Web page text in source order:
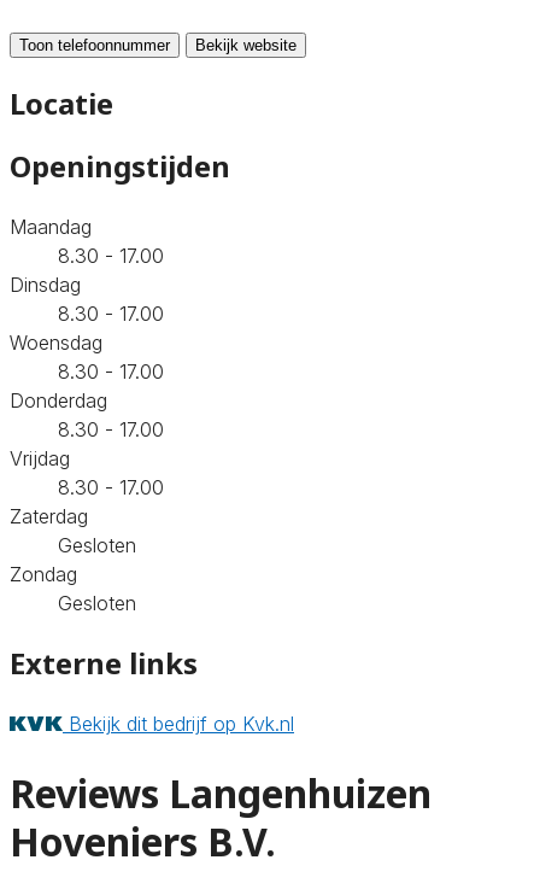
Toon telefoonnummer Bekijk website
Locatie
Openingstijden
Maandag
8.30 - 17.00
Dinsdag
8.30 - 17.00
Woensdag
8.30 - 17.00
Donderdag
8.30 - 17.00
Vrijdag
8.30 - 17.00
Zaterdag
Gesloten
Zondag
Gesloten
Externe links
Bekijk dit bedrijf op Kvk.nl
Reviews Langenhuizen
Hoveniers B.V.